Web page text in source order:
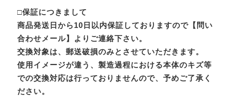
□保証につきまして
商品発送日から10日以内保証しておりますので【問い
合わせメール】よりご連絡下さい。
交換対象は、郵送破損のみとさせていただきます。
使用イメージが違う、製造過程における本体のキズ等
での交換対応は行っておりませんので、予めご了承く
ださい。